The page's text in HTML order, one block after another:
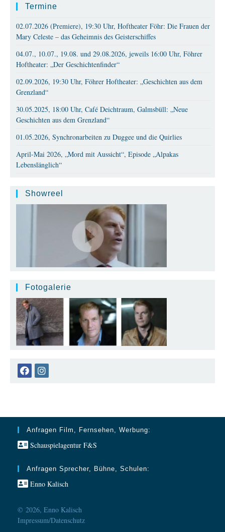
Termine
02.07.2026 (Premiere), 19:30 Uhr, Hoftheater Föhr: Die Frauen der
Mary Celeste – das Geheimnis des Geisterschiffes
04.07., 10.07., 19.08. und 29.08.2026, jeweils 16:00 Uhr, Föhrer
Hoftheater: „Der Geschichtenfinder“
02.09.2026, 19:30 Uhr, Föhrer Hoftheater: „Geschichten aus dem
Grenzland“
30.05.2025, 18:00 Uhr, Café Deichtraum, Galmsbüll: „Neue
Geschichten aus dem Grenzland“
01.05.2026, Synchronarbeiten zu Duggee und die Quirlies
April-Mai 2026, „Mord mit Aussicht“, Episode „Alpakas
Lebenslänglich“
Showreel
Fotogalerie
tab
tab
Anfragen Film, Fernsehen, Werbung:
Schauspielagentur F&S
Anfragen Sprecher, Bühne, Schulen:
Enno Kalisch
© 2026, Enno Kalisch
Impressum/Datenschutz